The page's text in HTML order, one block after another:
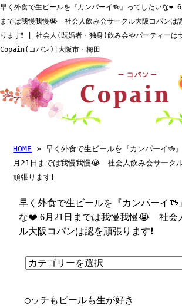
早く外食で生ビールを『カンパーイ🍻』ってしたいな❤️ 6
までは我慢我慢😭 社会人飲み会サークル大阪コパンは
ります❗️ | 社会人(既婚者・独身)飲み会やパーティーは
Copain(コパン)|大阪市・梅田
HOME » 早く外食で生ビールを『カンパーイ🍻
月21日までは我慢我慢😭 社会人飲み会サーク
頑張ります❗️
早く外食で生ビールを『カンパーイ🍻
な❤️ 6月21日までは我慢我慢😭 社会
ル大阪コパンは認を頑張ります❗️
◯ッチもビールも生が好き